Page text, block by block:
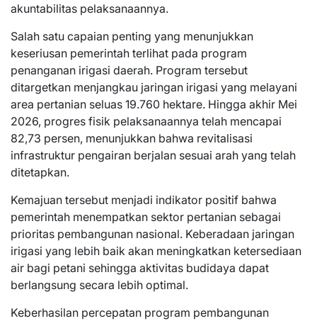
akuntabilitas pelaksanaannya.
Salah satu capaian penting yang menunjukkan
keseriusan pemerintah terlihat pada program
penanganan irigasi daerah. Program tersebut
ditargetkan menjangkau jaringan irigasi yang melayani
area pertanian seluas 19.760 hektare. Hingga akhir Mei
2026, progres fisik pelaksanaannya telah mencapai
82,73 persen, menunjukkan bahwa revitalisasi
infrastruktur pengairan berjalan sesuai arah yang telah
ditetapkan.
Kemajuan tersebut menjadi indikator positif bahwa
pemerintah menempatkan sektor pertanian sebagai
prioritas pembangunan nasional. Keberadaan jaringan
irigasi yang lebih baik akan meningkatkan ketersediaan
air bagi petani sehingga aktivitas budidaya dapat
berlangsung secara lebih optimal.
Keberhasilan percepatan program pembangunan